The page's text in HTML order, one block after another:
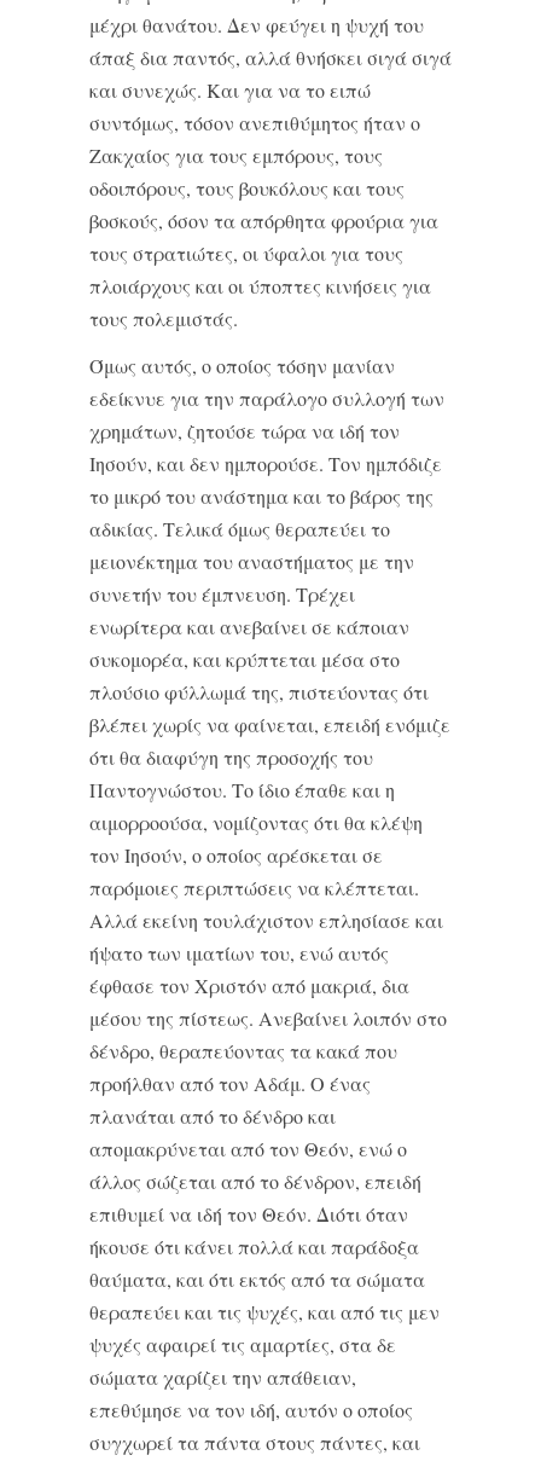
μέχρι θανάτου. Δεν φεύγει η ψυχή του
άπαξ δια παντός, αλλά θνήσκει σιγά σιγά
και συνεχώς. Και για να το ειπώ
συντόμως, τόσον ανεπιθύμητος ήταν ο
Ζακχαίος για τους εμπόρους, τους
οδοιπόρους, τους βουκόλους και τους
βοσκούς, όσον τα απόρθητα φρούρια για
τους στρατιώτες, οι ύφαλοι για τους
πλοιάρχους και οι ύποπτες κινήσεις για
τους πολεμιστάς.
Όμως αυτός, ο οποίος τόσην μανίαν
εδείκνυε για την παράλογο συλλογή των
χρημάτων, ζητούσε τώρα να ιδή τον
Ιησούν, και δεν ημπορούσε. Τον ημπόδιζε
το μικρό του ανάστημα και το βάρος της
αδικίας. Τελικά όμως θεραπεύει το
μειονέκτημα του αναστήματος με την
συνετήν του έμπνευση. Τρέχει
ενωρίτερα και ανεβαίνει σε κάποιαν
συκομορέα, και κρύπτεται μέσα στο
πλούσιο φύλλωμά της, πιστεύοντας ότι
βλέπει χωρίς να φαίνεται, επειδή ενόμιζε
ότι θα διαφύγη της προσοχής του
Παντογνώστου. Το ίδιο έπαθε και η
αιμορροούσα, νομίζοντας ότι θα κλέψη
τον Ιησούν, ο οποίος αρέσκεται σε
παρόμοιες περιπτώσεις να κλέπτεται.
Αλλά εκείνη τουλάχιστον επλησίασε και
ήψατο των ιματίων του, ενώ αυτός
έφθασε τον Χριστόν από μακριά, δια
μέσου της πίστεως. Ανεβαίνει λοιπόν στο
δένδρο, θεραπεύοντας τα κακά που
προήλθαν από τον Αδάμ. Ο ένας
πλανάται από το δένδρο και
απομακρύνεται από τον Θεόν, ενώ ο
άλλος σώζεται από το δένδρον, επειδή
επιθυμεί να ιδή τον Θεόν. Διότι όταν
ήκουσε ότι κάνει πολλά και παράδοξα
θαύματα, και ότι εκτός από τα σώματα
θεραπεύει και τις ψυχές, και από τις μεν
ψυχές αφαιρεί τις αμαρτίες, στα δε
σώματα χαρίζει την απάθειαν,
επεθύμησε να τον ιδή, αυτόν ο οποίος
συγχωρεί τα πάντα στους πάντες, και